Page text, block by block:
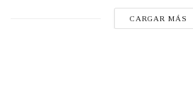
CARGAR MÁS